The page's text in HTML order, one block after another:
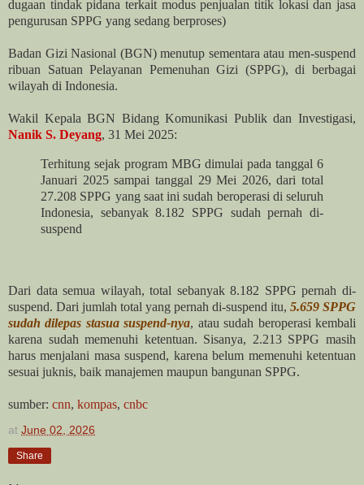
dugaan tindak pidana terkait modus penjualan titik lokasi dan jasa
pengurusan SPPG yang sedang berproses)
Badan Gizi Nasional (BGN) menutup sementara atau men-suspend
ribuan Satuan Pelayanan Pemenuhan Gizi (SPPG), di berbagai
wilayah di Indonesia.
Wakil Kepala BGN Bidang Komunikasi Publik dan Investigasi,
Nanik S. Deyang, 31 Mei 2025:
Terhitung sejak program MBG dimulai pada tanggal 6
Januari 2025 sampai tanggal 29 Mei 2026, dari total
27.208 SPPG yang saat ini sudah beroperasi di seluruh
Indonesia, sebanyak 8.182 SPPG sudah pernah di-
suspend
Dari data semua wilayah, total sebanyak 8.182 SPPG pernah di-
suspend. Dari jumlah total yang pernah di-suspend itu, 5.659 SPPG
sudah dilepas stasua suspend-nya, atau sudah beroperasi kembali
karena sudah memenuhi ketentuan. Sisanya, 2.213 SPPG masih
harus menjalani masa suspend, karena belum memenuhi ketentuan
sesuai juknis, baik manajemen maupun bangunan SPPG.
sumber: cnn, kompas, cnbc
at June 02, 2026
Share